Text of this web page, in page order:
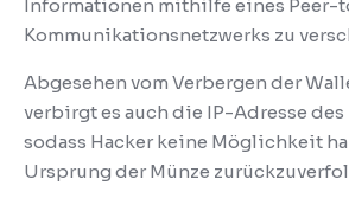
Informationen mithilfe eines Peer-
Kommunikationsnetzwerks zu
Abgesehen vom Verbergen der
verbirgt es auch die IP-Adresse des
sodass Hacker keine Möglichkeit
Ursprung der Münze